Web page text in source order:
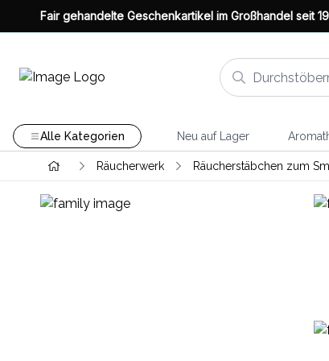
Fair gehandelte Geschenkartikel im Großhandel seit
Alle Kategorien Neu auf Lager
Räucherwerk Räucherstäbchen zum